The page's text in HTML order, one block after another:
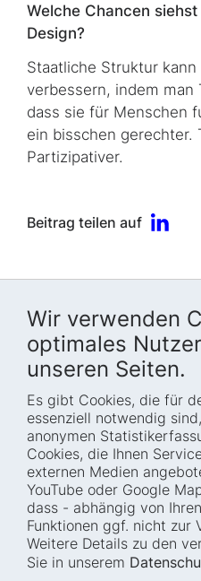
Wir verwenden
optimales
unseren Seiten.
Es gibt Cookies, die für
essenziell notwendig
anonymen
Cookies, die Ihnen
externen Medien
YouTube oder Google
dass - abhängig von
Funktionen ggf. nicht zur
Weitere Details zu den
Sie in unserem
Welche Chancen
Design?
Staatliche Struktur
verbessern, indem man
dass sie für Menschen
ein bisschen gerechter.
Partizipativer.
Beitrag teilen auf
Startseite
Wer wir sind
Wie wir arbeiten
Projekte
Fellowships
Karriere
Anfahrt und